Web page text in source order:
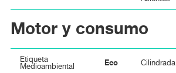
Motor y consumo
Etiqueta
Medioambiental
Eco Cilindrada